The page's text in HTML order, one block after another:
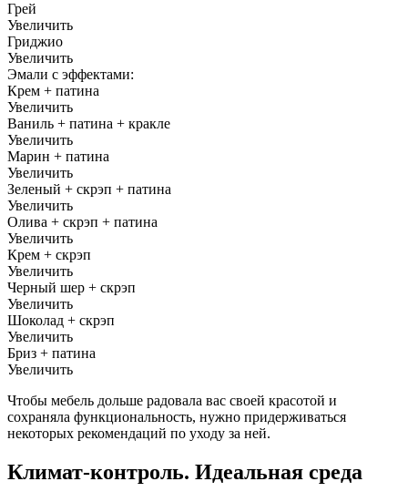
Грей
Увеличить
Гриджио
Увеличить
Эмали с эффектами:
Крем + патина
Увеличить
Ваниль + патина + кракле
Увеличить
Марин + патина
Увеличить
Зеленый + скрэп + патина
Увеличить
Олива + скрэп + патина
Увеличить
Крем + скрэп
Увеличить
Черный шер + скрэп
Увеличить
Шоколад + скрэп
Увеличить
Бриз + патина
Увеличить
Чтобы мебель дольше радовала вас своей красотой и
сохраняла функциональность, нужно придерживаться
некоторых рекомендаций по уходу за ней.
Климат-контроль. Идеальная среда